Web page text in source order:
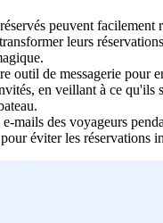
peuvent facilement
leurs
outil de messagerie pour
en veillant à ce qu'ils
mails des voyageurs
éviter les réservations